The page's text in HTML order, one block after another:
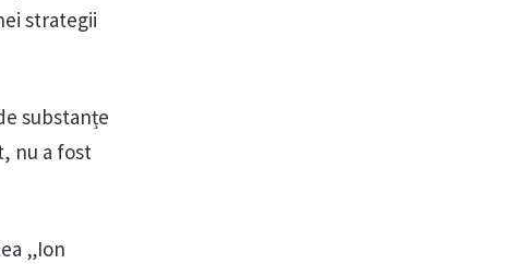
strategii
substanțe
nu a fost
„Ion